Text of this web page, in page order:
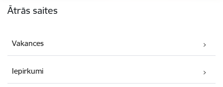
Ātrās saites
Vakances
Iepirkumi